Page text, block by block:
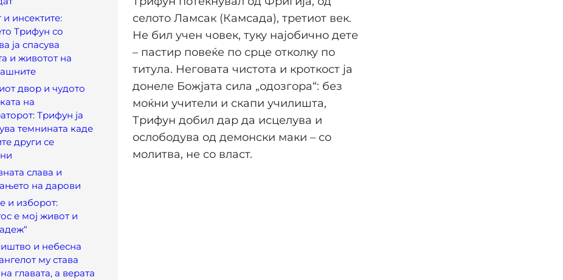
и инсектите:
Трифун со
ја спасува
и животот на
двор и чудото
на
Трифун ја
темнината каде
други се
слава и
на дарови
и изборот:
е мој живот и
и небесна
му става
главата, а верата
селото Ламсак (Камсада), третиот век.
Не бил учен човек, туку најобично дете
– пастир повеќе по срце отколку по
титула. Неговата чистота и кроткост ја
донеле Божјата сила „одозгора“: без
моќни учители и скапи училишта,
Трифун добил дар да исцелува и
ослободува од демонски маки – со
молитва, не со власт.